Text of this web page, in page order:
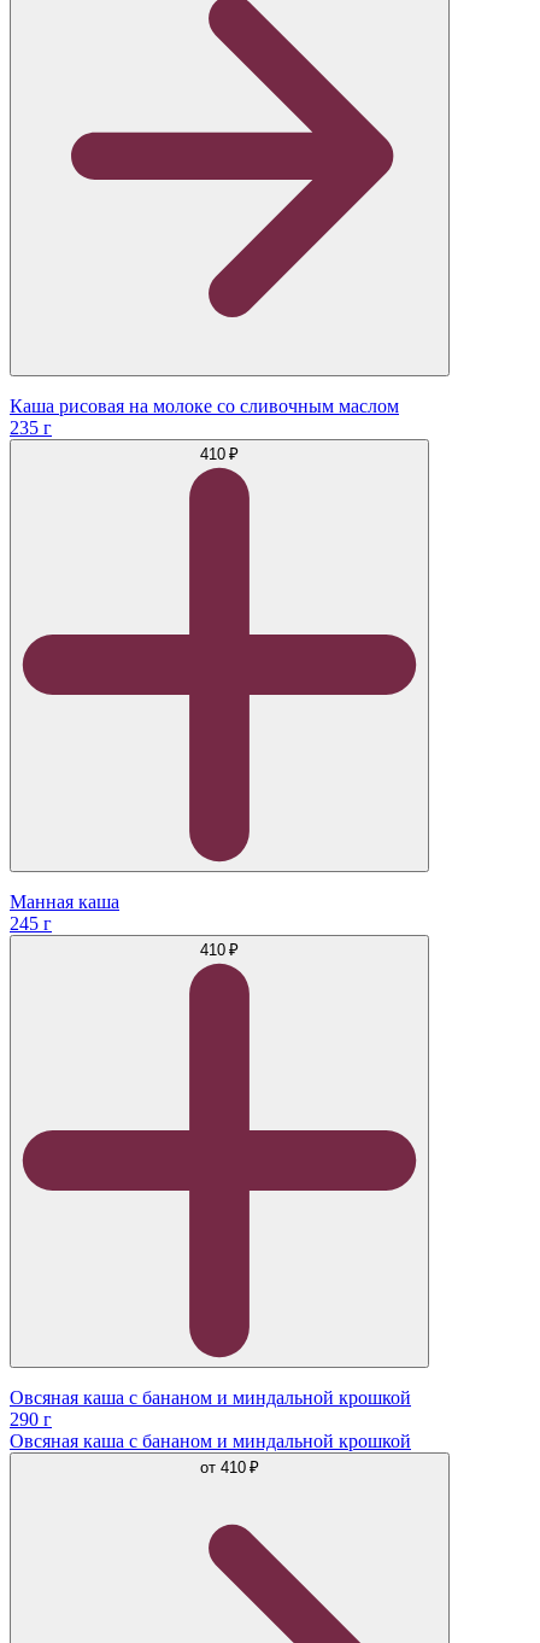
Каша рисовая на молоке со сливочным маслом
235 г
410 ₽
Манная каша
245 г
410 ₽
Овсяная каша с бананом и миндальной крошкой
290 г
Овсяная каша с бананом и миндальной крошкой
от 410 ₽